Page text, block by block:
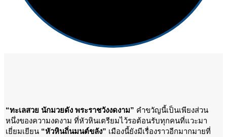
“ทะเลสวย นักมวยดัง พระราชวังงดงาม” คำขวัญนี้เป็นเพียงส่วน
หนึ่งของความงดงาม ที่หัวหินเตรียมไว้รอต้อนรับทุกคนที่แวะมา
เยี่ยมเยียน “หัวหินถิ่นมนต์ขลัง” เมืองนี้ยังมีเรื่องราวอีกมากมายที่